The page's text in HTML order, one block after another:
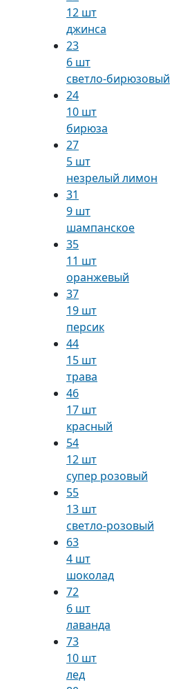
12 шт
джинса
23
6 шт
светло-бирюзовый
24
10 шт
бирюза
27
5 шт
незрелый лимон
31
9 шт
шампанское
35
11 шт
оранжевый
37
19 шт
персик
44
15 шт
трава
46
17 шт
красный
54
12 шт
супер розовый
55
13 шт
светло-розовый
63
4 шт
шоколад
72
6 шт
лаванда
73
10 шт
лед